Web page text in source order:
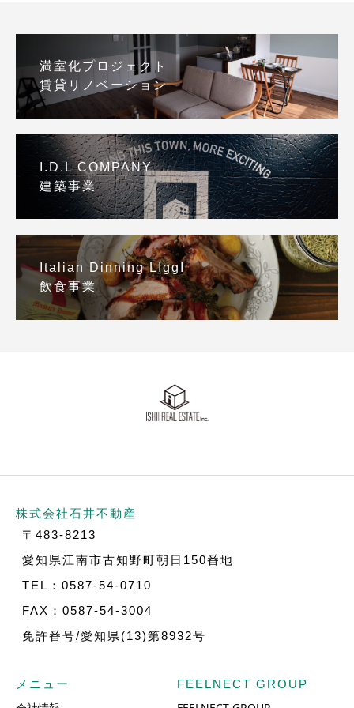
満室化プロジェクト
賃貸リノベーション
I.D.L COMPANY
建築事業
Italian Dinning LIggI
飲食事業
株式会社石井不動産
〒483-8213
愛知県江南市古知野町朝日150番地
TEL：0587-54-0710
FAX：0587-54-3004
免許番号/愛知県(13)第8932号
メニュー FEELNECT GROUP